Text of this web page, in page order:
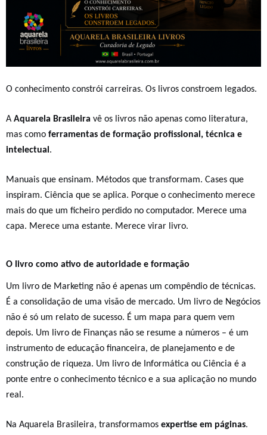
O conhecimento constrói carreiras. Os livros constroem legados.
A Aquarela Brasileira vê os livros não apenas como literatura,
mas como ferramentas de formação profissional, técnica e
intelectual .
Manuais que ensinam. Métodos que transformam. Cases que
inspiram. Ciência que se aplica. Porque o conhecimento merece
mais do que um ficheiro perdido no computador. Merece uma
capa. Merece uma estante. Merece virar livro.
O livro como ativo de autoridade e formação
Um livro de Marketing não é apenas um compêndio de técnicas.
É a consolidação de uma visão de mercado. Um livro de Negócios
não é só um relato de sucesso. É um mapa para quem vem
depois. Um livro de Finanças não se resume a números – é um
instrumento de educação financeira, de planejamento e de
construção de riqueza. Um livro de Informática ou Ciência é a
ponte entre o conhecimento técnico e a sua aplicação no mundo
real.
Na Aquarela Brasileira, transformamos expertise em páginas.